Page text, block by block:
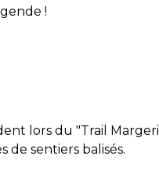
!
lors du "Trail
de sentiers balisés.